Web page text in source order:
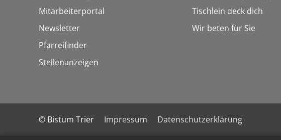
Mitarbeiterportal
Newsletter
Pfarreifinder
Stellenanzeigen
Tischlein deck dich
Wir beten für Sie
© Bistum Trier Impressum Datenschutzerklärung